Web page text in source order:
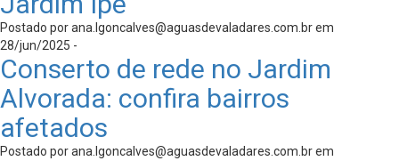
Postado porana.lgoncalves@aguasdevaladares.com.brem
28/jun/2025 -
Conserto de rede no Jardim
Alvorada: confira bairros
afetados
Postado porana.lgoncalves@aguasdevaladares.com.brem